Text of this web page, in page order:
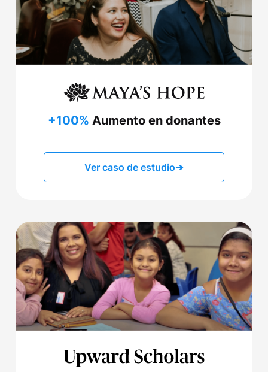
+100% Aumento en donantes
Ver caso de estudio➔